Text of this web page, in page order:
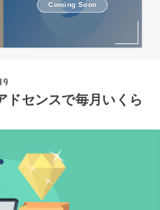
Coming Soon
ドセンスで毎月いくら